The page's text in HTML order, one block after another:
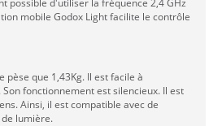
mobile Godox Light facilite le contrôle
pèse que 1,43Kg. Il est facile à
fonctionnement est silencieux. Il est
Ainsi, il est compatible avec de
lumière.